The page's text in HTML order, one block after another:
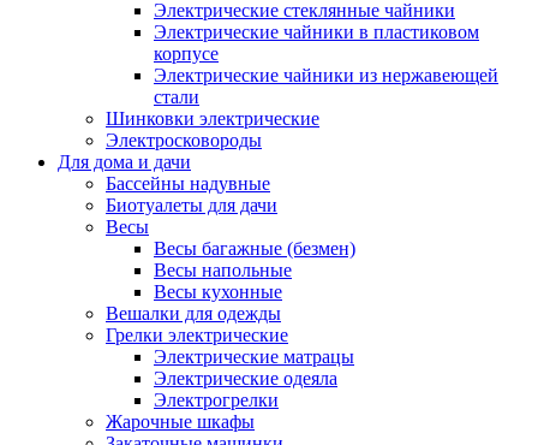
Электрические стеклянные чайники
Электрические чайники в пластиковом
корпусе
Электрические чайники из нержавеющей
стали
Шинковки электрические
Электросковороды
Для дома и дачи
Бассейны надувные
Биотуалеты для дачи
Весы
Весы багажные (безмен)
Весы напольные
Весы кухонные
Вешалки для одежды
Грелки электрические
Электрические матрацы
Электрические одеяла
Электрогрелки
Жарочные шкафы